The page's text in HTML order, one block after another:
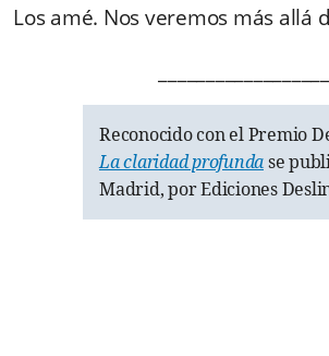
Los amé. Nos veremos más allá
Reconocido con el Premio
La claridad profundase
Madrid, porEdiciones